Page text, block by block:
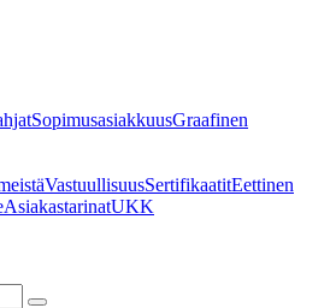
SopimusasiakkuusGraafinen
VastuullisuusSertifikaatitEettinen
AsiakastarinatUKK